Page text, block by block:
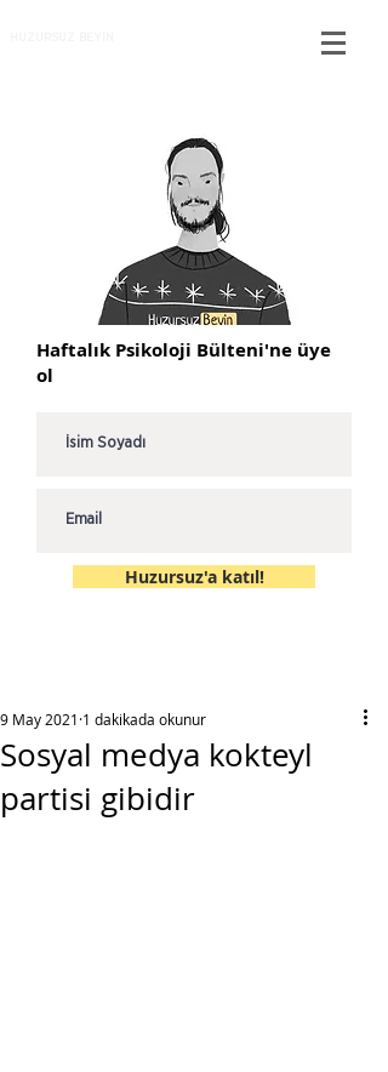
Haftalık Psikoloji Bülteni'ne üye
ol
Huzursuz'a katıl!
Sosyal medya kokteyl
partisi gibidir
9 May 2021 1 dakikada okunur